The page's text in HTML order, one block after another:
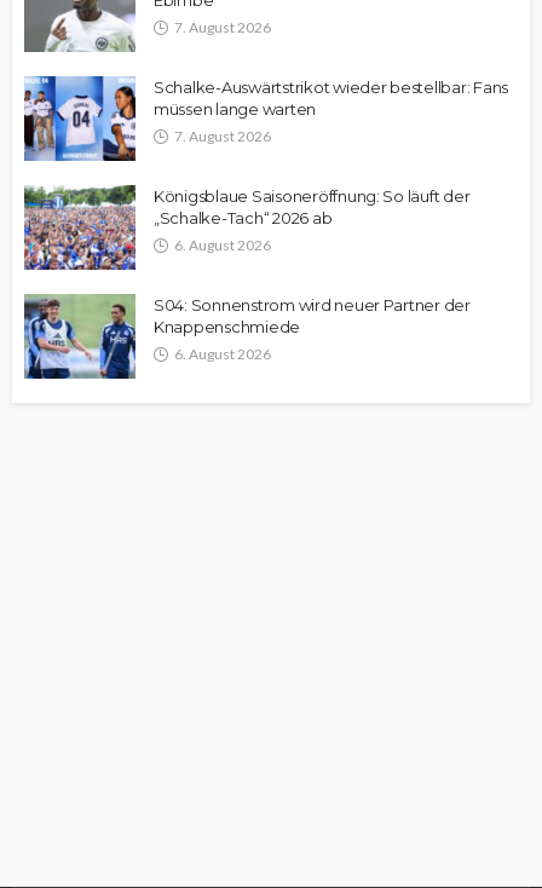
7. August 2026
Schalke-Auswärtstrikot wieder bestellbar: Fans
müssen lange warten
7. August 2026
Königsblaue Saisoneröffnung: So läuft der
„Schalke-Tach“ 2026 ab
6. August 2026
S04: Sonnenstrom wird neuer Partner der
Knappenschmiede
6. August 2026